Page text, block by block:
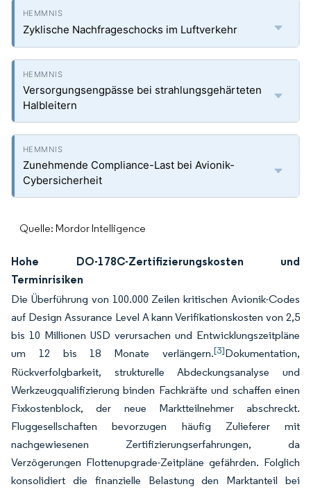
Zyklische Nachfrageschocks im Luftverkehr
Versorgungsengpässe bei strahlungsgehärteten
Halbleitern
Zunehmende Compliance-Last bei Avionik-
Cybersicherheit
Quelle: Mordor Intelligence
Hohe DO-178C-Zertifizierungskosten und
Terminrisiken
Die Überführung von 100.000 Zeilen kritischen Avionik-Codes
auf Design Assurance Level A kann Verifikationskosten von 2,5
bis 10 Millionen USD verursachen und Entwicklungszeitpläne
um 12 bis 18 Monate verlängern.[3]Dokumentation,
Rückverfolgbarkeit, strukturelle Abdeckungsanalyse und
Werkzeugqualifizierung binden Fachkräfte und schaffen einen
Fixkostenblock, der neue Marktteilnehmer abschreckt.
Fluggesellschaften bevorzugen häufig Zulieferer mit
nachgewiesenen Zertifizierungserfahrungen, da
Verzögerungen Flottenupgrade-Zeitpläne gefährden. Folglich
konsolidiert die finanzielle Belastung den Marktanteil bei